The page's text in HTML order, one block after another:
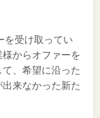
を受け取ってい
からオファーを
、希望に沿った
来なかった新た